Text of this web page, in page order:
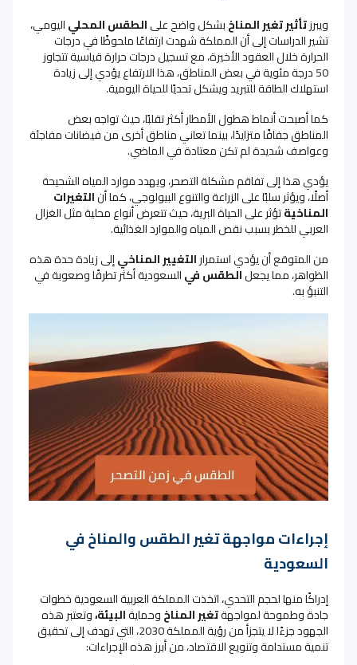
ويبرزتأثير تغير المناخبشكل واضح علىالطقس المحلياليومي،
تشير الدراسات إلى أن المملكة شهدت ارتفاعًا ملحوظًا في درجات
الحرارة خلال العقود الأخيرة، مع تسجيل درجات حرارة قياسية تتجاوز
50 درجة مئوية في بعض المناطق، هذا الارتفاع يؤدي إلى زيادة
استهلاك الطاقة للتبريد ويشكل تحديًا للحياة اليومية.
كما أصبحت أنماط هطول الأمطار أكثر تقلبًا، حيث تواجه بعض
المناطق جفافًا متزايدًا، بينما تعاني مناطق أخرى من فيضانات مفاجئة
وعواصف شديدة لم تكن معتادة في الماضي.
يؤدي هذا إلى تفاقم مشكلة التصحر، ويهدد موارد المياه الشحيحة
أصلًا، ويؤثر سلبًا على الزراعة والتنوع البيولوجي، كما أنالتغيرات
المناخيةتؤثر على الحياة البرية، حيث تتعرض أنواع محلية مثل الغزال
العربي للخطر بسبب نقص المياه والموارد الغذائية.
من المتوقع أن يؤدي استمرارالتغيير المناخيإلى زيادة حدة هذه
الظواهر، مما يجعلالطقس فيالسعودية أكثر تطرفًا وصعوبة في
التنبؤ به.
إجراءات مواجهة تغير الطقس والمناخ في
السعودية
إدراكًا منها لحجم التحدي، اتخذت المملكة العربية السعودية خطوات
جادة وطموحة لمواجهةتغير المناخوحمايةالبيئة،وتعتبر هذه
الجهود جزءًا لا يتجزأ من رؤية المملكة 2030، التي تهدف إلى تحقيق
تنمية مستدامة وتنويع الاقتصاد، من أبرز هذه الإجراءات: